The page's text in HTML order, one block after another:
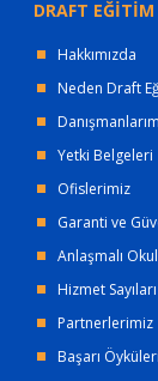
DRAFT EĞİTİM
Hakkımızda
Neden Draft
Yetki Belgeleri
Ofislerimiz
Garanti ve
Anlaşmalı
Hizmet Sayıları
Partnerlerimiz
Başarı Öyküleri